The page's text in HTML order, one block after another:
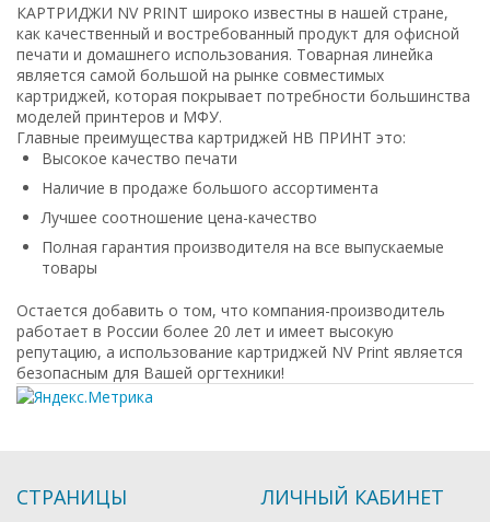
КАРТРИДЖИ NV PRINT широко известны в нашей стране,
как качественный и востребованный продукт для офисной
печати и домашнего использования. Товарная линейка
является самой большой на рынке совместимых
картриджей, которая покрывает потребности большинства
моделей принтеров и МФУ.
Главные преимущества картриджей НВ ПРИНТ это:
Высокое качество печати
Наличие в продаже большого ассортимента
Лучшее соотношение цена-качество
Полная гарантия производителя на все выпускаемые
товары
Остается добавить о том, что компания-производитель
работает в России более 20 лет и имеет высокую
репутацию, а использование картриджей NV Print является
безопасным для Вашей оргтехники!
СТРАНИЦЫ ЛИЧНЫЙ КАБИНЕТ